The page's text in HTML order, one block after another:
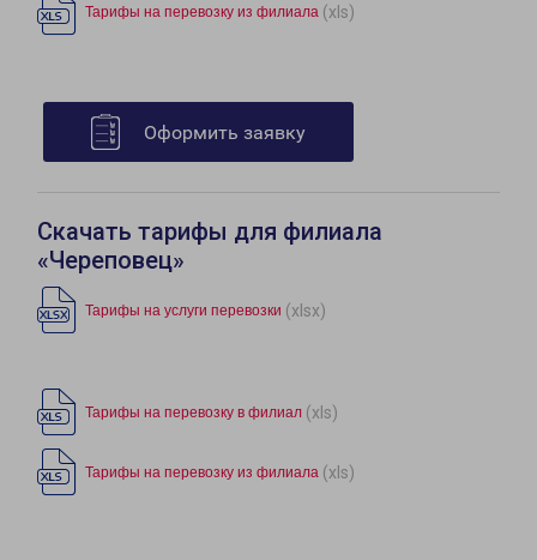
Тарифы на перевозку из филиала (xls)
Оформить заявку
Скачать тарифы для филиала
«Череповец»
Тарифы на услуги перевозки (xlsx)
Тарифы на перевозку в филиал (xls)
Тарифы на перевозку из филиала (xls)